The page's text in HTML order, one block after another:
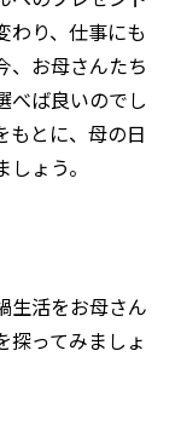
わり、仕事にも
、お母さんたち
べば良いのでし
もとに、母の日
ょう。
生活をお母さん
探ってみましょ